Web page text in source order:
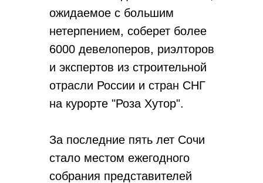
ожидаемое с большим
нетерпением, соберет более
6000 девелоперов, риэлторов
и экспертов из строительной
отрасли России и стран СНГ
на курорте "Роза Хутор".
За последние пять лет Сочи
стало местом ежегодного
собрания представителей